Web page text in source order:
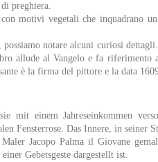
preghiera.
motivi vegetali che inquadrano
notare alcuni curiosi
allude al Vangelo e fa riferimento
è la firma del pittore e la data
mit einem Jahreseinkommen
Fensterrose. Das Innere, in seiner
Jacopo Palma il Giovane
Gebetsgeste dargestellt ist.